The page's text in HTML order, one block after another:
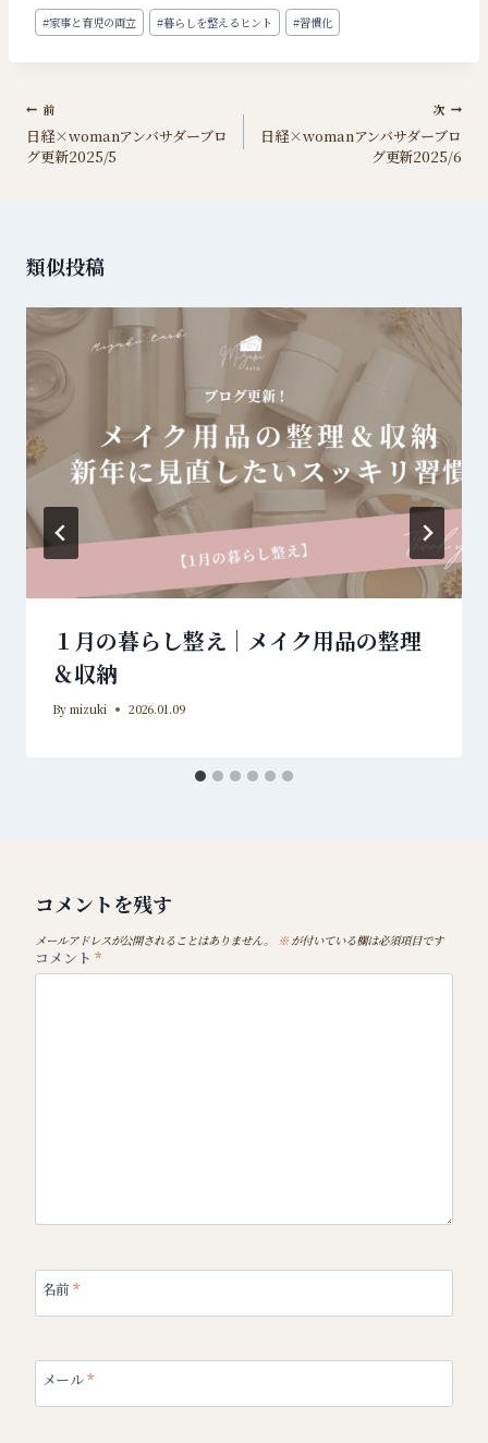
投
稿
#家事と育児の両立 #暮らしを整えるヒント #習慣化
投
稿
ナ
ー
ョ
ン
前
日経×womanアンバサダーブロ
グ更新2025/5
次
日経×womanアンバサダーブロ
グ更新2025/6
類似投稿
１月の暮らし整え｜メイク用品の整理
＆収納
By mizuki 2026.01.09
コメントを残す
メールアドレスが公開されることはありません。 ※が付いている欄は必須項目です
コメント *
名前*
メール*